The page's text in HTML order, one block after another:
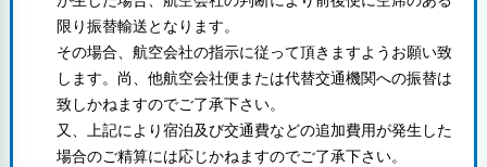
限り振替輸送となります。
その場合、航空会社の指示に従って頂きますようお願い致
します。尚、他航空会社便または代替交通機関への振替は
致しかねますのでご了承下さい。
又、上記により宿泊及び交通費などの追加費用が発生した
場合のご精算には応じかねますのでご了承下さい。